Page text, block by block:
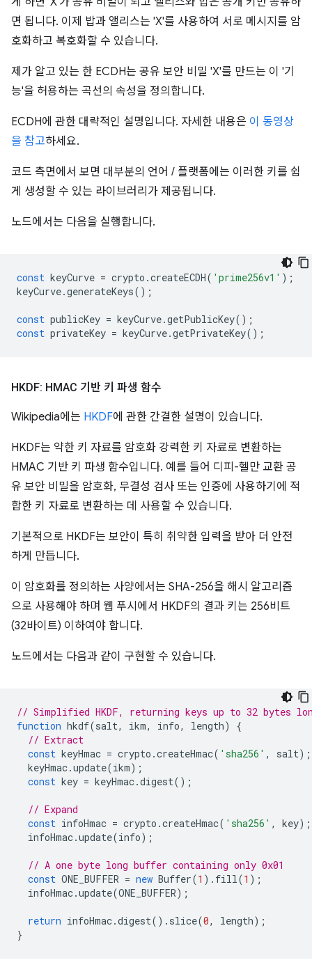
면 됩니다. 이제 밥과 앨리스는 'X'를 사용하여 서로 메시지를 암
호화하고 복호화할 수 있습니다.
제가 알고 있는 한 ECDH는 공유 보안 비밀 'X'를 만드는 이 '기
능'을 허용하는 곡선의 속성을 정의합니다.
ECDH에 관한 대략적인 설명입니다. 자세한 내용은 이 동영상
을 참고하세요.
코드 측면에서 보면 대부분의 언어 / 플랫폼에는 이러한 키를 쉽
게 생성할 수 있는 라이브러리가 제공됩니다.
노드에서는 다음을 실행합니다.
const keyCurve = crypto .createECDH( 'prime256v1' );
keyCurve.generateKeys();
const publicKey = keyCurve.getPublicKey();
const privateKey = keyCurve.getPrivateKey();
HKDF: HMAC 기반 키 파생 함수
Wikipedia에는 HKDF에 관한 간결한 설명이 있습니다.
HKDF는 약한 키 자료를 암호화 강력한 키 자료로 변환하는
HMAC 기반 키 파생 함수입니다. 예를 들어 디피-헬만 교환 공
유 보안 비밀을 암호화, 무결성 검사 또는 인증에 사용하기에 적
합한 키 자료로 변환하는 데 사용할 수 있습니다.
기본적으로 HKDF는 보안이 특히 취약한 입력을 받아 더 안전
하게 만듭니다.
이 암호화를 정의하는 사양에서는 SHA-256을 해시 알고리즘
으로 사용해야 하며 웹 푸시에서 HKDF의 결과 키는 256비트
(32바이트) 이하여야 합니다.
노드에서는 다음과 같이 구현할 수 있습니다.
// Simplified HKDF, returning keys up to 32 bytes
function hkdf(salt, ikm, info, length)
{
// Extract
const keyHmac = crypto .createHmac( 'sha256' , salt);
keyHmac.update(ikm);
const key = keyHmac.digest();
// Expand
const infoHmac = crypto .createHmac( 'sha256' , key);
infoHmac.update(info);
// A one byte long buffer containing only 0x01
const ONE_BUFFER = new Buffer(1 ). fill(1 );
infoHmac.update(ONE_BUFFER);
return infoHmac.digest(). slice(0, length);
}